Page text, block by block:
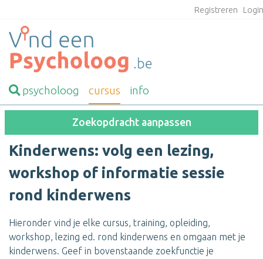
Registreren
psycholoog cursus info
Zoekopdracht aanpassen
Kinderwens: volg een lezing,
workshop of informatie sessie
rond kinderwens
Hieronder vind je elke cursus, training, opleiding,
workshop, lezing ed. rond kinderwens en omgaan met je
kinderwens. Geef in bovenstaande zoekfunctie je